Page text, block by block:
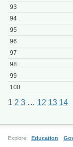
93
94
95
96
97
98
99
100
1 2 3 … 12 13 14
Explore: Education